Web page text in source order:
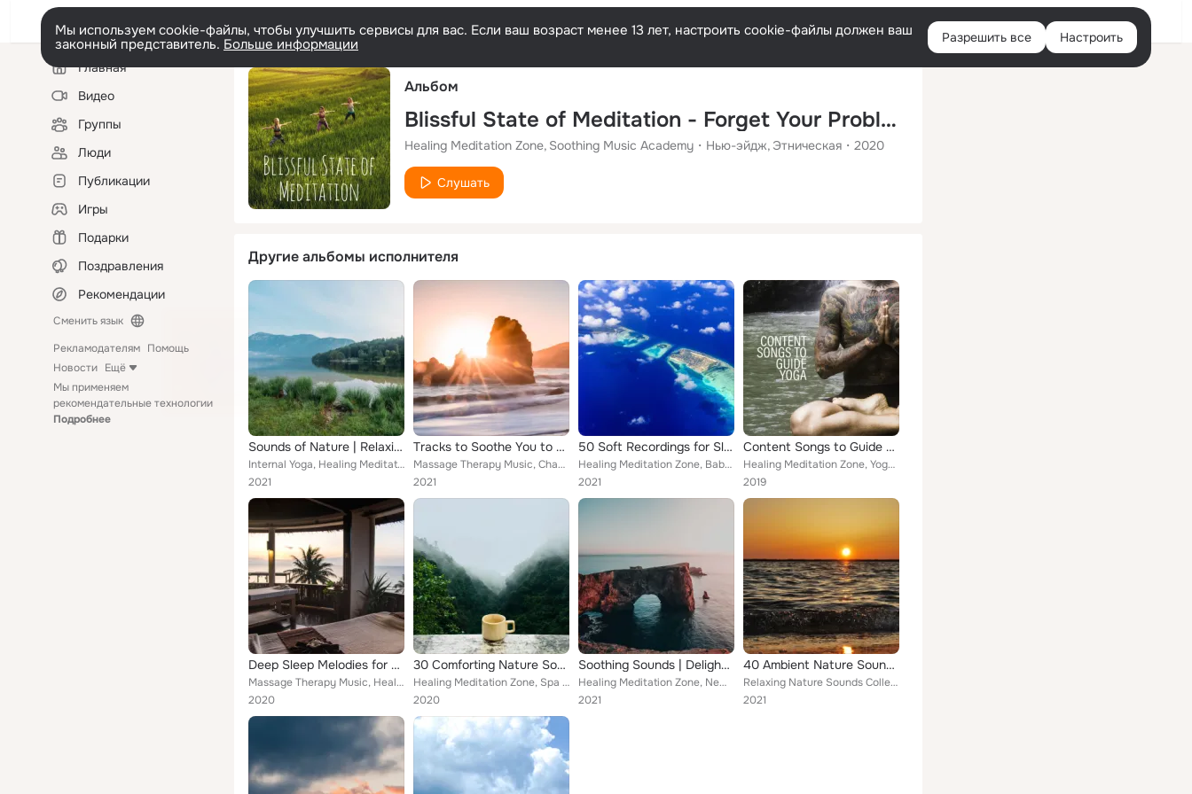
Русский Войти
Мы используем cookie-файлы, чтобы улучшить сервисы для вас. Если ваш возраст менее 13 лет, настроить cookie-файлы должен ваш
законный представитель. Больше информации Разрешить все Настроить
Левая
колонкаГлавная
Видео
Группы
Люди
Публикации
Игры
Подарки
Поздравления
Рекомендации
Сменить язык
Рекламодателям Помощь
Новости Ещё
Мы применяем
рекомендательные технологии
Подробнее
Альбом
Blissful State of Meditation - Forget Your Problems and Let Your Mind Rest from Intrusive Thoughts During Deep Meditation Traini...
Healing Meditation Zone Soothing Music Academy Нью-эйдж Этническая 2020
Слушать
Другие альбомы исполнителя
Sounds of Nature | Relaxing Melodies | Instant Deep Sleep
Internal Yoga, Healing Meditation Zone, Bedtime Baby
2021
Tracks to Soothe You to Calm Down
Massage Therapy Music, Chakra Meditation Universe, Healing Meditation Zone
2021
50 Soft Recordings for Sleep and Chilling Out
Healing Meditation Zone, Baby Sleep Music, Musica Reiki
2021
Content Songs to Guide Yoga – Yoga Training, Deep Relax, Meditation, Pure Mind, Music for Body, Inner Balance, Zen Lounge
Healing Meditation Zone, Yoga Sounds
2019
Deep Sleep Melodies for Relaxation and Meditation
Massage Therapy Music, Healing Meditation Zone, Rain Storm Sample Library
2020
30 Comforting Nature Sounds for Meditation
Healing Meditation Zone, Spa Zen, Spa Music Relaxation
2020
Soothing Sounds | Delightful Serenity
Healing Meditation Zone, Newborn Babies Natural White Noise, Gentle Rain Makers
2021
40 Ambient Nature Sounds for Relaxation & Meditation Focus
Relaxing Nature Sounds Collection, Healing Meditation Zone, Natural Rain Sounds for Sleeping
2021